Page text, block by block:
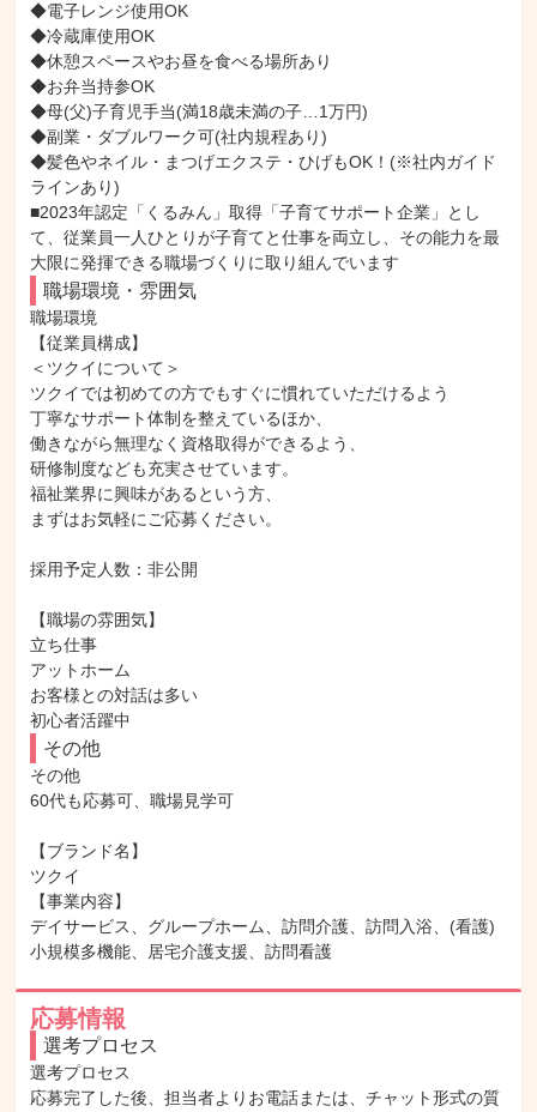
◆電子レンジ使用OK
◆冷蔵庫使用OK
◆休憩スペースやお昼を食べる場所あり
◆お弁当持参OK
◆母(父)子育児手当(満18歳未満の子…1万円)
◆副業・ダブルワーク可(社内規程あり)
◆髪色やネイル・まつげエクステ・ひげもOK！(※社内ガイド
ラインあり)
■2023年認定「くるみん」取得「子育てサポート企業」とし
て、従業員一人ひとりが子育てと仕事を両立し、その能力を最
大限に発揮できる職場づくりに取り組んでいます
職場環境・雰囲気
職場環境
【従業員構成】
＜ツクイについて＞
ツクイでは初めての方でもすぐに慣れていただけるよう
丁寧なサポート体制を整えているほか、
働きながら無理なく資格取得ができるよう、
研修制度なども充実させています。
福祉業界に興味があるという方、
まずはお気軽にご応募ください。
採用予定人数：非公開
【職場の雰囲気】
立ち仕事
アットホーム
お客様との対話は多い
初心者活躍中
その他
その他
60代も応募可、職場見学可
【ブランド名】
ツクイ
【事業内容】
デイサービス、グループホーム、訪問介護、訪問入浴、(看護)
小規模多機能、居宅介護支援、訪問看護
応募情報
選考プロセス
選考プロセス
応募完了した後、担当者よりお電話または、チャット形式の質